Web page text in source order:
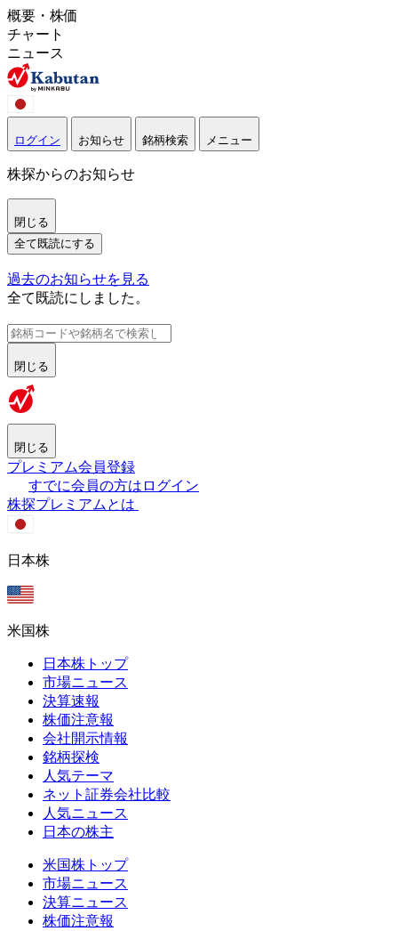
概要・株価
チャート
ニュース
ログイン お知らせ 銘柄検索 メニュー
株探からのお知らせ
閉じる
全て既読にする
過去のお知らせを見る
全て既読にしました。
閉じる
閉じる
プレミアム会員登録
すでに会員の方はログイン
株探プレミアムとは
日本株
米国株
日本株トップ
市場ニュース
決算速報
株価注意報
会社開示情報
銘柄探検
人気テーマ
ネット証券会社比較
人気ニュース
日本の株主
米国株トップ
市場ニュース
決算ニュース
株価注意報